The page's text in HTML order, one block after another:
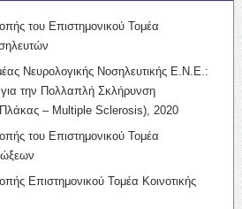
του Επιστημονικού Τομέα
Νευρολογικής Νοσηλευτικής Ε.Ν.Ε.:
την Πολλαπλή Σκλήρυνση
– Multiple Sclerosis), 2020
του Επιστημονικού Τομέα
Επιστημονικού Τομέα Κοινοτικής